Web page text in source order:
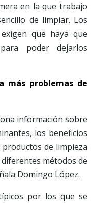
en la que trabajo
de limpiar. Los
que haya que
poder dejarlos
más problemas de
información sobre
los beneficios
de limpieza
métodos de
Domingo López.
por los que se